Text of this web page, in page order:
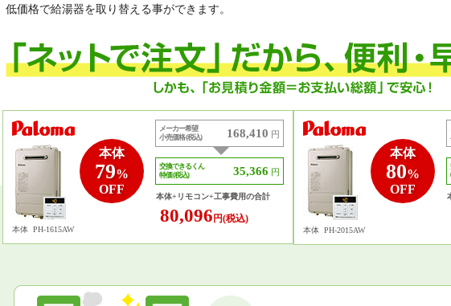
低価格で給湯器を取り替える事ができます。
本体
79%
OFF
本体 PH-1615AW
メーカー希望
小売価格 (税込)
168,410 円
交換できるくん
特価 (税込)
35,366 円
本体+リモコン+工事費用の合計
80,096 円(税込)
本体
80%
OFF
本体 PH-2015AW